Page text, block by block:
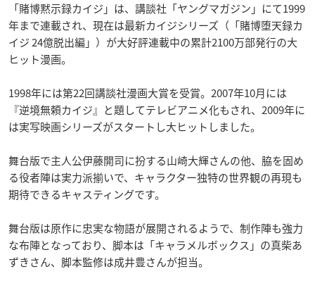
「賭博黙示録カイジ」は、講談社「ヤングマガジン」にて1999
年まで連載され、現在は最新カイジシリーズ（「賭博堕天録カ
イジ 24億脱出編」）が大好評連載中の累計2100万部発行の大
ヒット漫画。
1998年には第22回講談社漫画大賞を受賞。2007年10月には
『逆境無頼カイジ』と題してテレビアニメ化もされ、2009年に
は実写映画シリーズがスタートし大ヒットしました。
舞台版で主人公伊藤開司に扮する山崎大輝さんの他、脇を固め
る役者陣は実力派揃いで、キャラクター独特の世界観の再現も
期待できるキャスティングです。
舞台版は原作に忠実な物語が展開されるようで、制作陣も強力
な布陣となっており、脚本は「キャラメルボックス」の真柴あ
ずきさん、脚本監修は成井豊さんが担当。